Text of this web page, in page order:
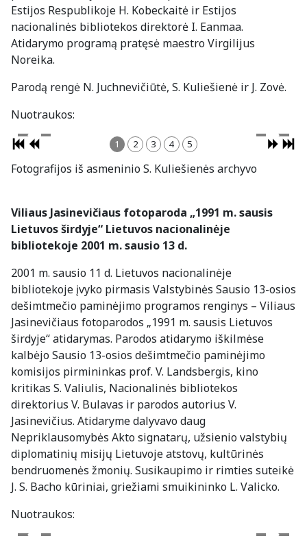
Estijos Respublikoje H. Kobeckaitė ir Estijos
nacionalinės bibliotekos direktorė I. Eanmaa.
Atidarymo programą pratęsė maestro Virgilijus
Noreika.
Parodą rengė N. Juchnevičiūtė, S. Kuliešienė ir J. Zovė.
Nuotraukos:
1 2 3 4 5
Fotografijos iš asmeninio S. Kuliešienės archyvo
Viliaus Jasinevičiaus fotoparoda „1991 m. sausis
Lietuvos širdyje“ Lietuvos nacionalinėje
bibliotekoje 2001 m. sausio 13 d.
2001 m. sausio 11 d. Lietuvos nacionalinėje
bibliotekoje įvyko pirmasis Valstybinės Sausio 13-osios
dešimtmečio paminėjimo programos renginys – Viliaus
Jasinevičiaus fotoparodos „1991 m. sausis Lietuvos
širdyje“ atidarymas. Parodos atidarymo iškilmėse
kalbėjo Sausio 13-osios dešimtmečio paminėjimo
komisijos pirmininkas prof. V. Landsbergis, kino
kritikas S. Valiulis, Nacionalinės bibliotekos
direktorius V. Bulavas ir parodos autorius V.
Jasinevičius. Atidaryme dalyvavo daug
Nepriklausomybės Akto signatarų, užsienio valstybių
diplomatinių misijų Lietuvoje atstovų, kultūrinės
bendruomenės žmonių. Susikaupimo ir rimties suteikė
J. S. Bacho kūriniai, griežiami smuikininko L. Valicko.
Nuotraukos: